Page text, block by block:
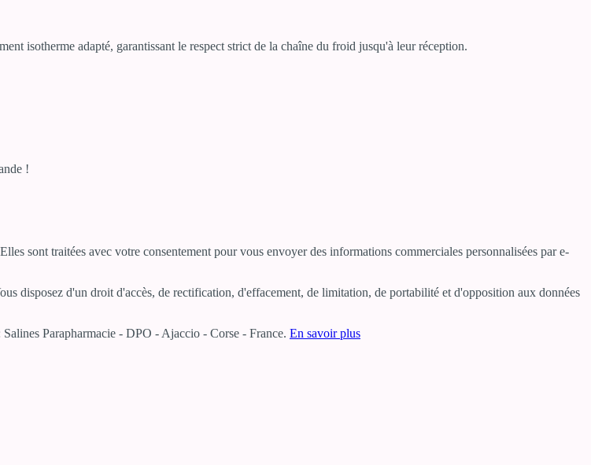
isotherme adapté, garantissant le respect strict de la chaîne du froid jusqu'à leur réception.
!
sont traitées avec votre consentement pour vous envoyer des informations commerciales personnalisées par e-
disposez d'un droit d'accès, de rectification, d'effacement, de limitation, de portabilité et d'opposition aux données
Parapharmacie - DPO - Ajaccio - Corse - France. En savoir plus